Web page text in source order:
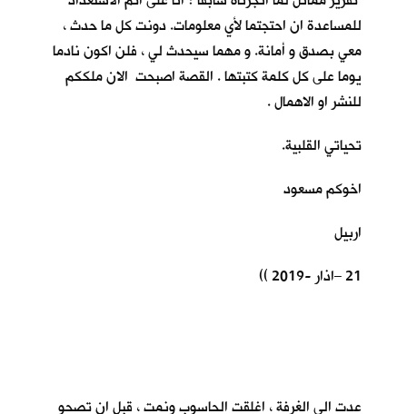
للمساعدة ان احتجتما لأي معلومات. دونت كل ما حدث ،
معي بصدق و أمانة. و مهما سيحدث لي ، فلن اكون نادما
يوما على كل كلمة كتبتها . القصة اصبحت الان ملككم
للنشر او الاهمال .
تحياتي القلبية.
اخوكم مسعود
اربيل
21 –اذار -2019 ))
عدت الى الغرفة ، اغلقت الحاسوب ونمت ، قبل ان تصحو